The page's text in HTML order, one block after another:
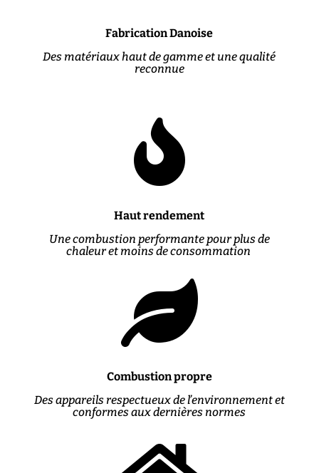
Fabrication Danoise
Des matériaux haut de gamme et une qualité
reconnue

Haut rendement
Une combustion performante pour plus de
chaleur et moins de consommation

Combustion propre
Des appareils respectueux de l’environnement et
conformes aux dernières normes